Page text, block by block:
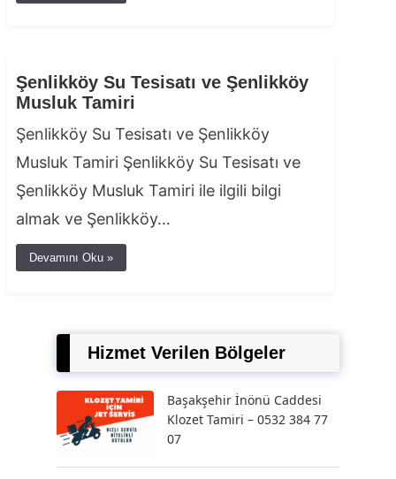
Şenlikköy Su Tesisatı ve Şenlikköy
Musluk Tamiri
Şenlikköy Su Tesisatı ve Şenlikköy
Musluk Tamiri Şenlikköy Su Tesisatı ve
Şenlikköy Musluk Tamiri ile ilgili bilgi
almak ve Şenlikköy…
Devamını Oku »
Hizmet Verilen Bölgeler
Başakşehir İnönü Caddesi
Klozet Tamiri – 0532 384 77
07